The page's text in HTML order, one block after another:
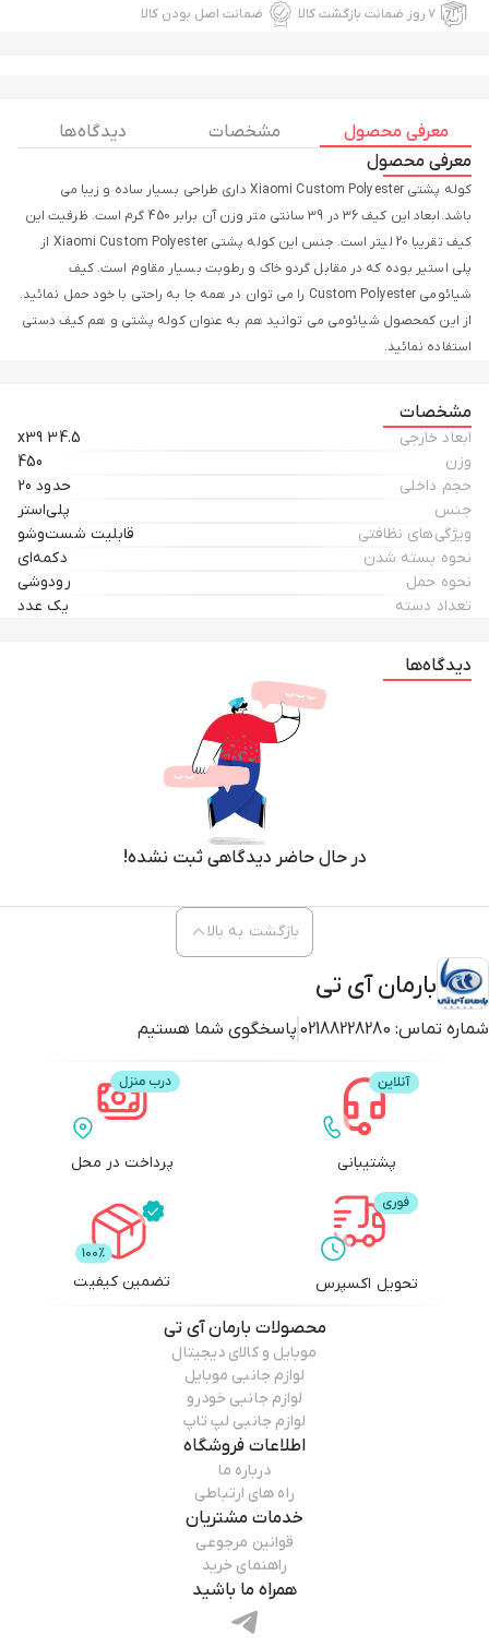
۷ روز ضمانت بازگشت کالا ضمانت اصل بودن کالا
معرفی محصول مشخصات
دیدگاه ها
معرفی محصول
کوله پشتی Xiaomi Custom Polyester داری طراحی بسیار ساده و زیبا می
باشد.ابعاد این کیف 36 در 39 سانتی متر وزن آن برابر 450 گرم است. ظرفیت این
کیف تقریبا 20 لیتر است. جنس این کوله پشتی Xiaomi Custom Polyester از
پلی استیر بوده که در مقابل گردو خاک و رطوبت بسیار مقاوم است. کیف
شیائومی Custom Polyester را می توان در همه جا به راحتی با خود حمل نمائید.
از این کمحصول شیائومی می توانید هم به عنوان کوله پشتی و هم کیف دستی
استفاده نمائید.
مشخصات
ابعاد خارجی
34.5 x39
وزن
450
حجم داخلی
حدود 20
جنس
پلی‌استر
ویژگی‌های نظافتی
قابلیت شست‌وشو
نحوه بسته شدن
دکمه‌ای
نحوه حمل
رودوشی
تعداد دسته
یک عدد
دیدگاه‌ها
در حال حاضر دیدگاهی ثبت نشده!
بارمان آی تی
شماره تماس: 02188228280 پاسخگوی شما هستیم
بازگشت به بالا
پشتیبانی پرداخت در محل
تحویل اکسپرس تضمین کیفیت
محصولات بارمان آی تی
موبایل و کالای دیجیتال
لوازم جانبی موبایل
لوازم جانبی خودرو
لوازم جانبی لپ تاپ
اطلاعات فروشگاه
درباره ما
راه های ارتباطی
خدمات مشتریان
قوانین مرجوعی
راهنمای خرید
همراه ما باشید